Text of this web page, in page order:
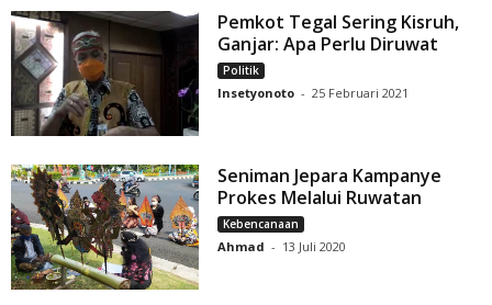
Pemkot Tegal Sering Kisruh,
Ganjar: Apa Perlu Diruwat
Politik
Insetyonoto - 25 Februari 2021
Seniman Jepara Kampanye
Prokes Melalui Ruwatan
Kebencanaan
Ahmad - 13 Juli 2020